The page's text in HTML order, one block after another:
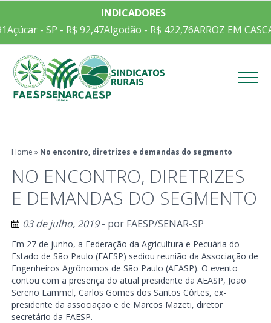
INDICADORES
Açúcar - SP - R$ 92,47Algodão - R$ 422,76ARROZ EM
Home » No encontro, diretrizes e demandas do segmento
NO ENCONTRO, DIRETRIZES
E DEMANDAS DO SEGMENTO
03 de julho, 2019- por FAESP/SENAR-SP
Em 27 de junho, a Federação da Agricultura e Pecuária do
Estado de São Paulo (FAESP) sediou reunião da Associação de
Engenheiros Agrônomos de São Paulo (AEASP). O evento
contou com a presença do atual presidente da AEASP, João
Sereno Lammel, Carlos Gomes dos Santos Côrtes, ex-
presidente da associação e de Marcos Mazeti, diretor
secretário da FAESP.